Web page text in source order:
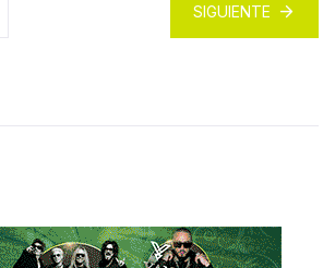
SIGUIENTE